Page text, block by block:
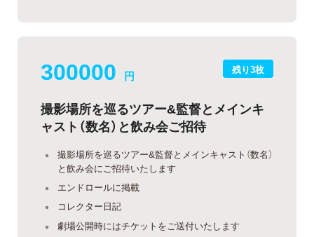
残り3枚
300000 円
撮影場所を巡るツアー&監督とメインキ
ャスト（数名）と飲み会ご招待
撮影場所を巡るツアー&監督とメインキャスト（数名）
と飲み会にご招待いたします
エンドロールに掲載
コレクター日記
劇場公開時にはチケットをご送付いたします